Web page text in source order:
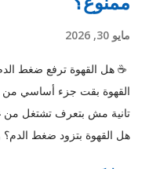
مايو 30, 2026
☕ هل القهوة ترفع ضغط
القهوة بقت جزء أساسي من
تانية مش بتعرف تشتغل من
هل القهوة بتزود ضغط الدم؟